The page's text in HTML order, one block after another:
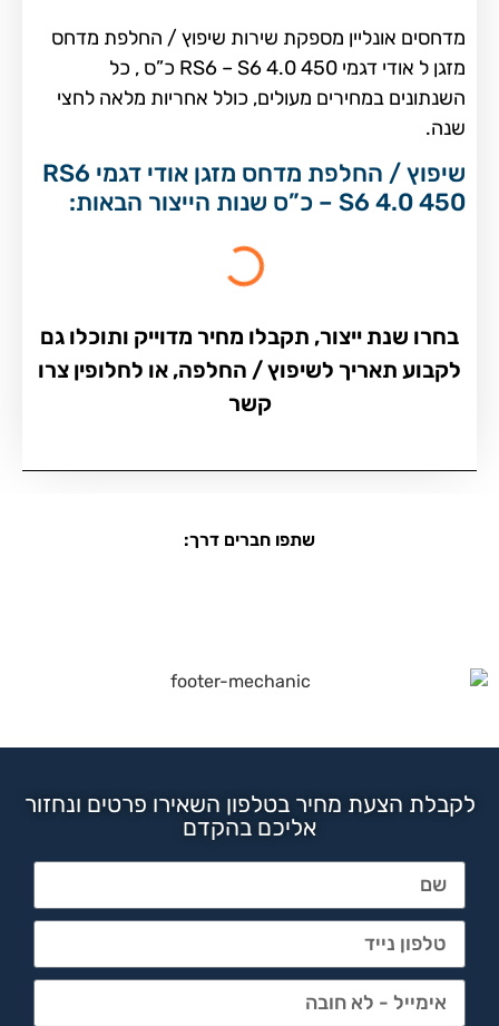
מדחסים אונליין מספקת שירות שיפוץ / החלפת מדחס
מזגן ל אודי דגמי RS6 – S6 4.0 450 כ”ס , כל
השנתונים במחירים מעולים, כולל אחריות מלאה לחצי
שנה.
שיפוץ / החלפת מדחס מזגן אודי דגמי RS6
– S6 4.0 450 כ”ס שנות הייצור הבאות:
בחרו שנת ייצור, תקבלו מחיר מדוייק ותוכלו גם
לקבוע תאריך לשיפוץ / החלפה, או לחלופין צרו
קשר
שתפו חברים דרך:
לקבלת הצעת מחיר בטלפון השאירו פרטים ונחזור
אליכם בהקדם